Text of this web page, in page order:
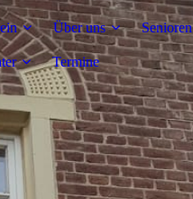
Über uns Senioren
Termine